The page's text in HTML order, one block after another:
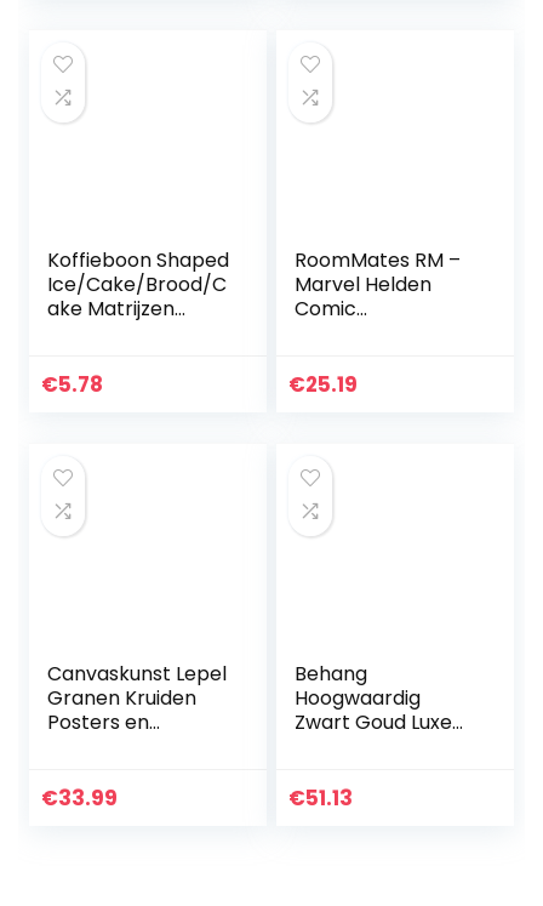
Koffieboon Shaped
Ice/Cake/Brood/C
ake Matrijzen
willekeurige kleur
€5.78
RoomMates RM –
Marvel Helden
Comic
2,5 cm
€25.19
Canvaskunst Lepel
Granen Kruiden
Posters en
en prenten
€33.99
Behang
Hoogwaardig
Zwart Goud Luxe
Damast Behang
€51.13